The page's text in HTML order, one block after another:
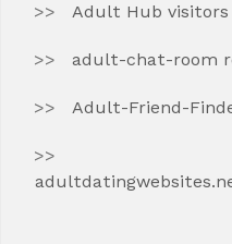
Adult Hub visitors
adult-chat-room
Adult-Friend-